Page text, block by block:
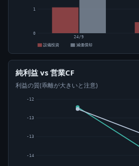
0
1
24/9
設備投資
減価償却
純利益 vs 営業CF
利益の質(乖離が大きいと注意)
-14
-13
-13
-12